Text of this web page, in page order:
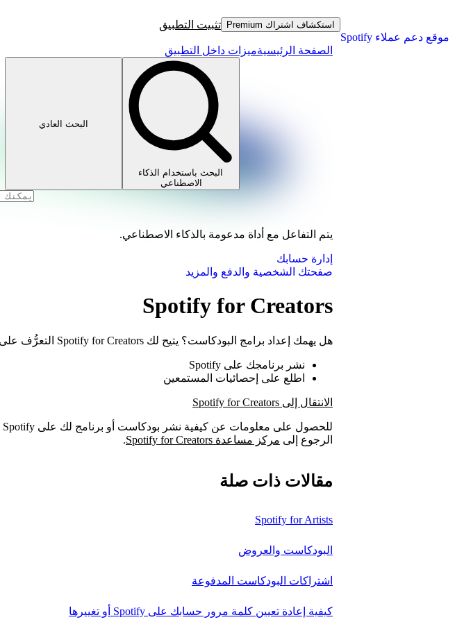
موقع دعم عملاء Spotify
استكشاف اشتراك Premium تثبيت التطبيق
الصفحة الرئيسيةميزات داخل التطبيق
البحث باستخدام الذكاء
الاصطناعي
البحث العادي
يتم التفاعل مع أداة مدعومة بالذكاء الاصطناعي.
إدارة حسابك
صفحتك الشخصية والدفع والمزيد
Spotify for Creators
هل يهمك إعداد برامج البودكاست؟ يتيح لك Spotify for Creators التعرُّف على مستمعيك.
نشر برنامجك على Spotify
اطلع على إحصائيات المستمعين
الانتقال إلى Spotify for Creators
الرجوع إلى مركز مساعدة Spotify for Creators .
مقالات ذات صلة
Spotify for Artists
البودكاست والعروض
اشتراكات البودكاست المدفوعة
كيفية إعادة تعيين كلمة مرور حسابك على Spotify أو تغييرها